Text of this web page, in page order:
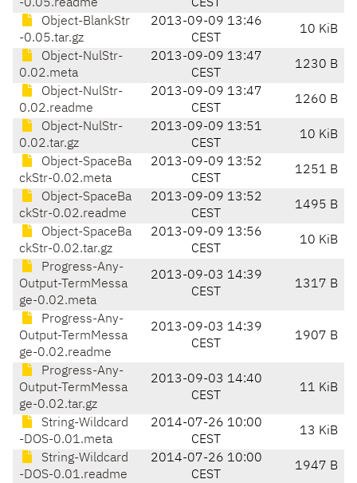
-0.05.readme CEST
Object-BlankStr
-0.05.tar.gz
2013-09-09 13:46
CEST
10 KiB
Object-NulStr-
0.02.meta
2013-09-09 13:47
CEST
1230 B
Object-NulStr-
0.02.readme
2013-09-09 13:47
CEST
1260 B
Object-NulStr-
0.02.tar.gz
2013-09-09 13:51
CEST
10 KiB
Object-SpaceBa
ckStr-0.02.meta
2013-09-09 13:52
CEST
1251 B
Object-SpaceBa
ckStr-0.02.readme
2013-09-09 13:52
CEST
1495 B
Object-SpaceBa
ckStr-0.02.tar.gz
2013-09-09 13:56
CEST
10 KiB
Progress-Any-
Output-TermMessa
ge-0.02.meta
2013-09-03 14:39
CEST
1317 B
Progress-Any-
Output-TermMessa
ge-0.02.readme
2013-09-03 14:39
CEST
1907 B
Progress-Any-
Output-TermMessa
ge-0.02.tar.gz
2013-09-03 14:40
CEST
11 KiB
String-Wildcard
-DOS-0.01.meta
2014-07-26 10:00
CEST
13 KiB
String-Wildcard
-DOS-0.01.readme
2014-07-26 10:00
CEST
1947 B